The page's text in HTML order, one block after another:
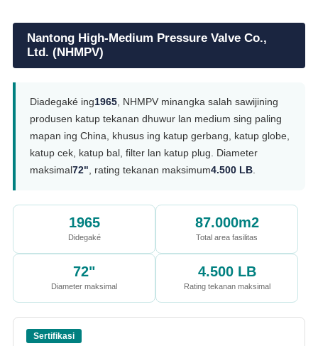
Nantong High-Medium Pressure Valve Co.,
Ltd. (NHMPV)
Diadegaké ing1965 , NHMPV minangka salah sawijining
produsen katup tekanan dhuwur lan medium sing paling
mapan ing China, khusus ing katup gerbang, katup globe,
katup cek, katup bal, filter lan katup plug. Diameter
maksimal 72" , rating tekanan maksimum4.500 LB
1965
Didegaké
87.000m2
Total area fasilitas
72"
Diameter maksimal
4.500 LB
Rating tekanan maksimal
Sertifikasi